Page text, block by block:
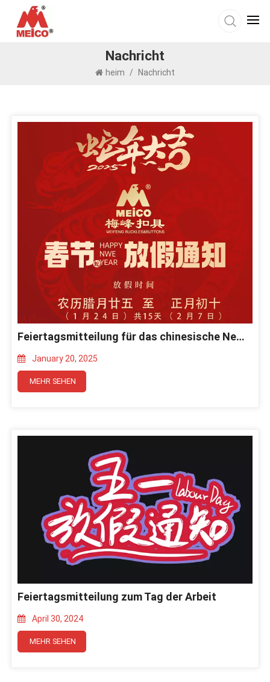
Nachricht
heim / Nachricht
Feiertagsmitteilung für das chinesische Neujahr 2025
January 20, 2025
MEHR SEHEN
Feiertagsmitteilung zum Tag der Arbeit
April 30, 2024
MEHR SEHEN